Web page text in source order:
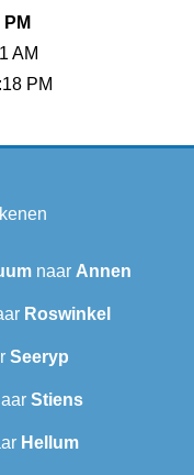
PM
AM
PM
naar Annen
Roswinkel
Seeryp
Stiens
Hellum